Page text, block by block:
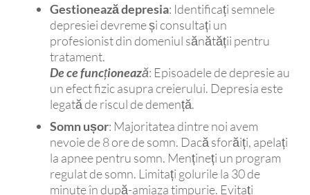
Gestionează depresia: Identificați semnele
depresiei devreme și consultați un
profesionist din domeniul sănătății pentru
tratament.
De ce funcționează: Episoadele de depresie au
un efect fizic asupra creierului. Depresia este
legată de riscul de demență.
Somn ușor: Majoritatea dintre noi avem
nevoie de 8 ore de somn. Dacă sforăiți, apelați
la apnee pentru somn. Mențineți un program
regulat de somn. Limitați golurile la 30 de
minute în după-amiaza timpurie. Evitați